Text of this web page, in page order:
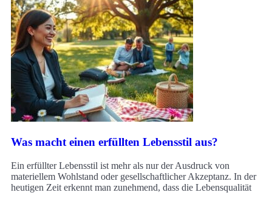
Was macht einen erfüllten Lebensstil aus?
Ein erfüllter Lebensstil ist mehr als nur der Ausdruck von
materiellem Wohlstand oder gesellschaftlicher Akzeptanz. In der
heutigen Zeit erkennt man zunehmend, dass die Lebensqualität